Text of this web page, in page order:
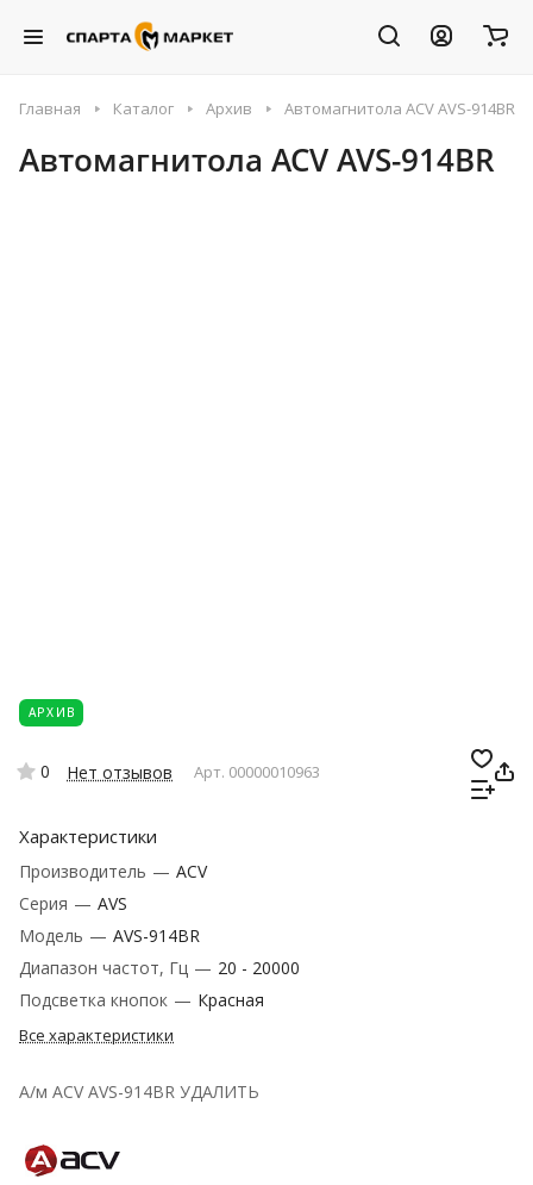
Главная Каталог Архив Автомагнитола ACV AVS-914BR
Автомагнитола ACV AVS-914BR
АРХИВ
0 Нет отзывов Арт. 00000010963
Характеристики
Производитель — ACV
Серия — AVS
Модель — AVS-914BR
Диапазон частот, Гц — 20 - 20000
Подсветка кнопок — Красная
Все характеристики
А/м ACV AVS-914BR УДАЛИТЬ